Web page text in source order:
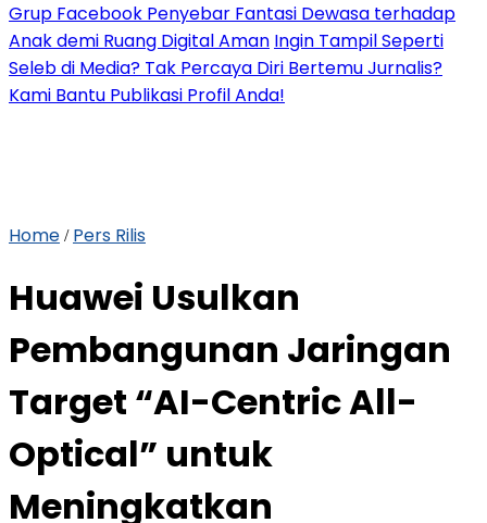
Grup Facebook Penyebar Fantasi Dewasa terhadap
Anak demi Ruang Digital Aman Ingin Tampil Seperti
Seleb di Media? Tak Percaya Diri Bertemu Jurnalis?
Kami Bantu Publikasi Profil Anda!
Home / Pers Rilis
Huawei Usulkan
Pembangunan Jaringan
Target “AI-Centric All-
Optical” untuk
Meningkatkan